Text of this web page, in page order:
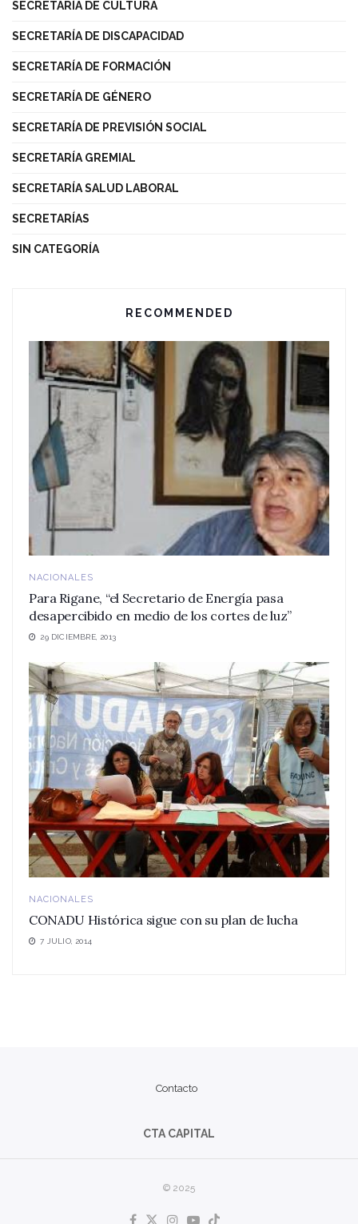
SECRETARÍA DE CULTURA
SECRETARÍA DE DISCAPACIDAD
SECRETARÍA DE FORMACIÓN
SECRETARÍA DE GÉNERO
SECRETARÍA DE PREVISIÓN SOCIAL
SECRETARÍA GREMIAL
SECRETARÍA SALUD LABORAL
SECRETARÍAS
SIN CATEGORÍA
RECOMMENDED
NACIONALES
Para Rigane, “el Secretario de Energía pasa
desapercibido en medio de los cortes de luz”
29 DICIEMBRE, 2013
NACIONALES
CONADU Histórica sigue con su plan de lucha
7 JULIO, 2014
Contacto
CTA CAPITAL
© 2025